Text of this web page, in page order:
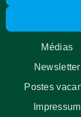
Médias
Newsletter
Postes
Impressum